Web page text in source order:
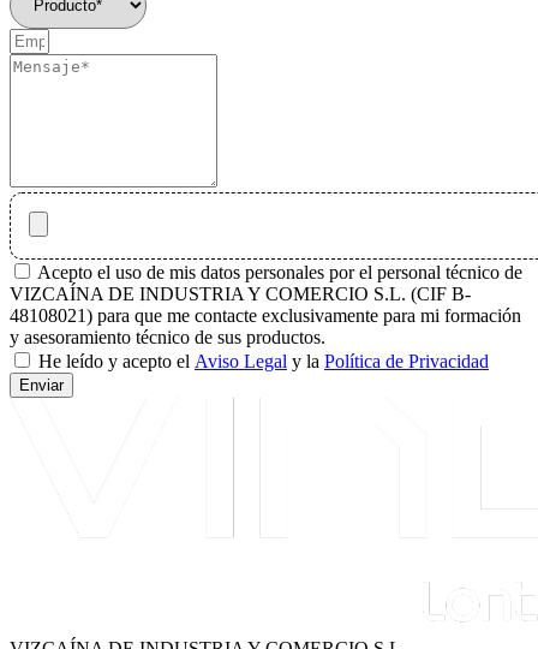
Acepto el uso de mis datos personales por el personal técnico de
VIZCAÍNA DE INDUSTRIA Y COMERCIO S.L. (CIF B-
48108021) para que me contacte exclusivamente para mi formación
y asesoramiento técnico de sus productos.
He leído y acepto el Aviso Legal y la Política de Privacidad
Enviar